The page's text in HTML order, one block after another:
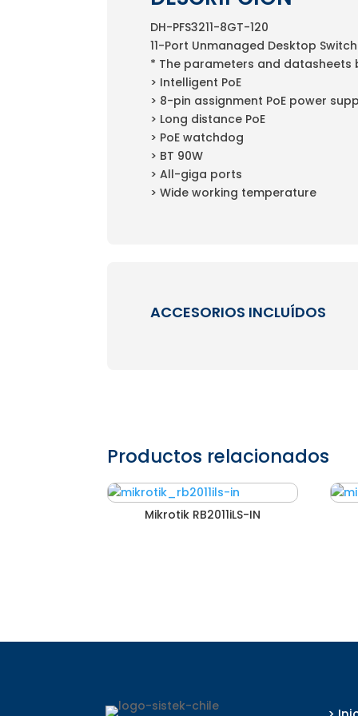
DH-PFS3211-8GT-120
11-Port Unmanaged Desktop
* The parameters and datasheets
> Intelligent PoE
> 8-pin assignment PoE power
> Long distance PoE
> PoE watchdog
> BT 90W
> All-giga ports
> Wide working temperature
ACCESORIOS INCLUÍDOS
Productos relacionados
Mikrotik RB2011iLS-IN